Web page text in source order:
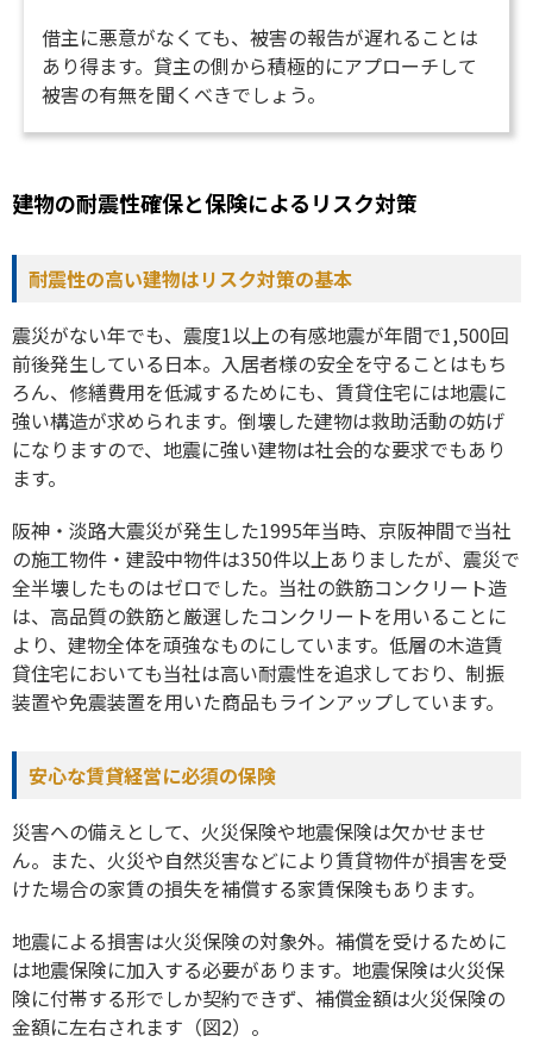
借主に悪意がなくても、被害の報告が遅れることは
あり得ます。貸主の側から積極的にアプローチして
被害の有無を聞くべきでしょう。
建物の耐震性確保と保険によるリスク対策
耐震性の高い建物はリスク対策の基本
震災がない年でも、震度1以上の有感地震が年間で1,500回
前後発生している日本。入居者様の安全を守ることはもち
ろん、修繕費用を低減するためにも、賃貸住宅には地震に
強い構造が求められます。倒壊した建物は救助活動の妨げ
になりますので、地震に強い建物は社会的な要求でもあり
ます。
阪神・淡路大震災が発生した1995年当時、京阪神間で当社
の施工物件・建設中物件は350件以上ありましたが、震災で
全半壊したものはゼロでした。当社の鉄筋コンクリート造
は、高品質の鉄筋と厳選したコンクリートを用いることに
より、建物全体を頑強なものにしています。低層の木造賃
貸住宅においても当社は高い耐震性を追求しており、制振
装置や免震装置を用いた商品もラインアップしています。
安心な賃貸経営に必須の保険
災害への備えとして、火災保険や地震保険は欠かせませ
ん。また、火災や自然災害などにより賃貸物件が損害を受
けた場合の家賃の損失を補償する家賃保険もあります。
地震による損害は火災保険の対象外。補償を受けるために
は地震保険に加入する必要があります。地震保険は火災保
険に付帯する形でしか契約できず、補償金額は火災保険の
金額に左右されます（図2）。